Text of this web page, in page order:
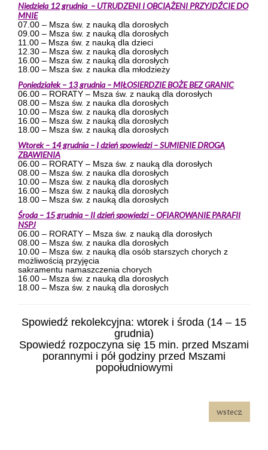
Niedziela 12 grudnia – UTRUDZENI I OBCIĄŻENI PRZYJDŹCIE DO
MNIE
07.00 – Msza św. z nauką dla dorosłych
09.00 – Msza św. z nauką dla dorosłych
11.00 – Msza św. z nauką dla dzieci
12.30 – Msza św. z nauką dla dorosłych
16.00 – Msza św. z nauką dla dorosłych
18.00 – Msza św. z nauka dla młodzieży
Poniedziałek – 13 grudnia – MIŁOSIERDZIE BOŻE BEZ GRANIC
06.00 – RORATY – Msza św. z nauką dla dorosłych
08.00 – Msza św. z nauka dla dorosłych
10.00 – Msza św. z nauką dla dorosłych
16.00 – Msza św. z nauką dla dorosłych
18.00 – Msza św. z nauką dla dorosłych
Wtorek – 14 grudnia – I dzień spowiedzi – SUMIENIE DROGĄ
ZBAWIENIA
06.00 – RORATY – Msza św. z nauką dla dorosłych
08.00 – Msza św. z nauka dla dorosłych
10.00 – Msza św. z nauką dla dorosłych
16.00 – Msza św. z nauką dla dorosłych
18.00 – Msza św. z nauką dla dorosłych
Środa – 15 grudnia – II dzień spowiedzi – OFIAROWANIE PARAFII
NSPJ
06.00 – RORATY – Msza św. z nauką dla dorosłych
08.00 – Msza św. z nauka dla dorosłych
10.00 – Msza św. z nauką dla osób starszych chorych z
możliwością przyjęcia
sakramentu namaszczenia chorych
16.00 – Msza św. z nauką dla dorosłych
18.00 – Msza św. z nauką dla dorosłych
Spowiedź rekolekcyjna: wtorek i środa (14 – 15
grudnia)
Spowiedź rozpoczyna się 15 min. przed Mszami
porannymi i pół godziny przed Mszami
popołudniowymi
wstecz